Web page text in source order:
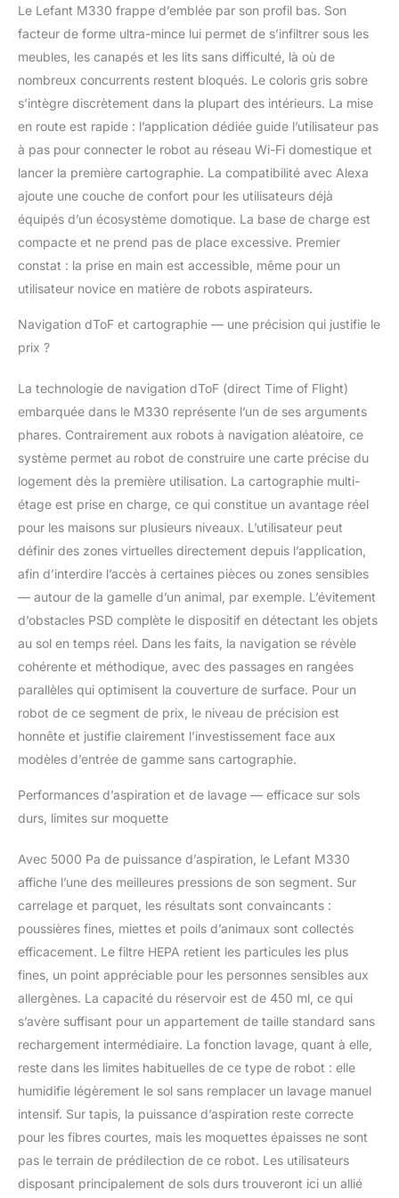
en profondeur pour une
propreté impeccable. Il
élimine efficacement la
saleté, la poussière et les
nettoyant simultanément
les taches tenaces et les
déversements. Que ce
soit des débris secs ou
ce aspirateur robot offre
une solution de
nettoyage complète,
laissant vos sols
éclatants et parfaitement
rafraîchis après un seul
passage 【Navigation
dToF et nettoyage
de balayage jusqu'à 15
mètres, scanne votre
maison pour une
de l'itinéraire, garantissant
qu'il n'y a pas d'endroits
oubliés ou de répétitions.
La puissante batterie offre
une autonomie
impressionnante de 150
minutes, jusqu'à 150㎡ -
avec recharge
automatique et reprise en
douceur pour terminer le
travail 【Grand bac, petit
format】 Avec un bac à
poussière de 450 ml, le
M330 offre une capacité
généreuse qui réduit la
Le meilleur des deux
ultrafin et compact passe
modèles classiques ne
peuvent pas accéder
【Application intelligente
l'application intelligente
Lefant, vous pouvez
facilement créer des
programmes de
nettoyage domestique,
changer les modes de
nettoyage et contrôler la
direction du nettoyage.
L'aspirateur robot est
avec Alexa et Google
Assistant, permettant aux
utilisateurs de démarrer et
d'arrêter le nettoyage par
Le Lefant M330 frappe d’emblée par son profil bas. Son
facteur de forme ultra-mince lui permet de s’infiltrer sous les
meubles, les canapés et les lits sans difficulté, là où de
nombreux concurrents restent bloqués. Le coloris gris sobre
s’intègre discrètement dans la plupart des intérieurs. La mise
en route est rapide : l’application dédiée guide l’utilisateur pas
à pas pour connecter le robot au réseau Wi-Fi domestique et
lancer la première cartographie. La compatibilité avec Alexa
ajoute une couche de confort pour les utilisateurs déjà
équipés d’un écosystème domotique. La base de charge est
compacte et ne prend pas de place excessive. Premier
constat : la prise en main est accessible, même pour un
utilisateur novice en matière de robots aspirateurs.
Navigation dToF et cartographie — une précision qui justifie le
prix ?
La technologie de navigation dToF (direct Time of Flight)
embarquée dans le M330 représente l’un de ses arguments
phares. Contrairement aux robots à navigation aléatoire, ce
système permet au robot de construire une carte précise du
logement dès la première utilisation. La cartographie multi-
étage est prise en charge, ce qui constitue un avantage réel
pour les maisons sur plusieurs niveaux. L’utilisateur peut
définir des zones virtuelles directement depuis l’application,
afin d’interdire l’accès à certaines pièces ou zones sensibles
— autour de la gamelle d’un animal, par exemple. L’évitement
d’obstacles PSD complète le dispositif en détectant les objets
au sol en temps réel. Dans les faits, la navigation se révèle
cohérente et méthodique, avec des passages en rangées
parallèles qui optimisent la couverture de surface. Pour un
robot de ce segment de prix, le niveau de précision est
honnête et justifie clairement l’investissement face aux
modèles d’entrée de gamme sans cartographie.
Performances d’aspiration et de lavage — efficace sur sols
durs, limites sur moquette
Avec 5000 Pa de puissance d’aspiration, le Lefant M330
affiche l’une des meilleures pressions de son segment. Sur
carrelage et parquet, les résultats sont convaincants :
poussières fines, miettes et poils d’animaux sont collectés
efficacement. Le filtre HEPA retient les particules les plus
fines, un point appréciable pour les personnes sensibles aux
allergènes. La capacité du réservoir est de 450 ml, ce qui
s’avère suffisant pour un appartement de taille standard sans
rechargement intermédiaire. La fonction lavage, quant à elle,
reste dans les limites habituelles de ce type de robot : elle
humidifie légèrement le sol sans remplacer un lavage manuel
intensif. Sur tapis, la puissance d’aspiration reste correcte
pour les fibres courtes, mais les moquettes épaisses ne sont
pas le terrain de prédilection de ce robot. Les utilisateurs
disposant principalement de sols durs trouveront ici un allié